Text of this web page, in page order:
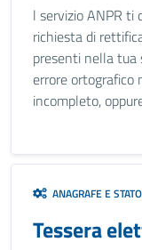
l servizio ANPR ti
richiesta di
presenti nella tua
errore ortografico
incompleto,
ANAGRAFE E
Tessera